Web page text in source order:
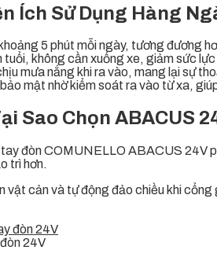
Ích Sử Dụng Hàng
5 phút mỗi ngày, tương đương
không cần xuống xe, giảm sức
mưa nắng khi ra vào, mang lại sự
mật nhờ kiểm soát ra vào từ xa,
Sao Chọn ABACUS
đòn COMUNELLO ABACUS 24V
trì hơn.
vật cản và tự động đảo chiều khi
24V